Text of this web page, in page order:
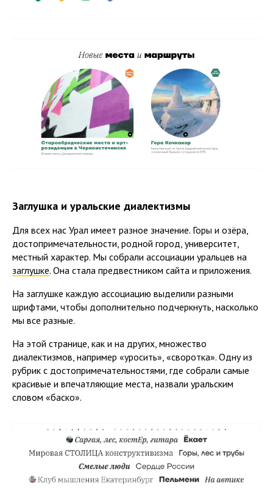
Заглушка и уральские диалектизмы
Для всех нас Урал имеет разное значение. Горы и озёра,
достопримечательности, родной город, университет,
местный характер. Мы собрали ассоциации уральцев на
заглушке. Она стала предвестником сайта и приложения.
На заглушке каждую ассоциацию выделили разными
шрифтами, чтобы дополнительно подчеркнуть, насколько
мы все разные.
На этой странице, как и на других, множество
диалектизмов, например «уросить», «своротка». Одну из
рубрик с достопримечательностями, где собрали самые
красивые и впечатляющие места, назвали уральским
словом «баско».